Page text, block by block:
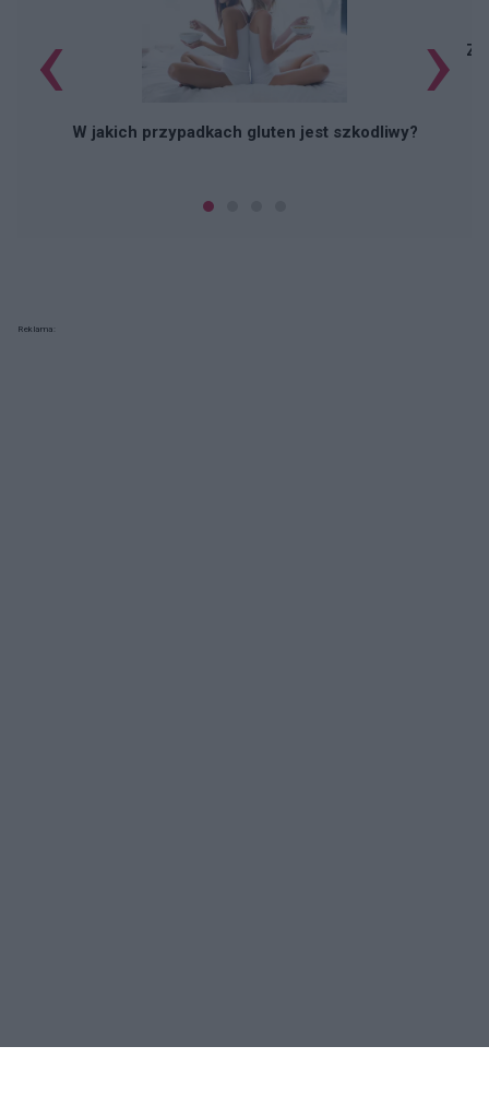
W jakich przypadkach gluten jest szkodliwy?
‹ ›
Reklama: